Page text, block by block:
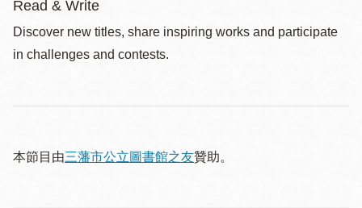
Read & Write
Discover new titles, share inspiring works and participate
in challenges and contests.
本節目由三藩市公立圖書館之友贊助。